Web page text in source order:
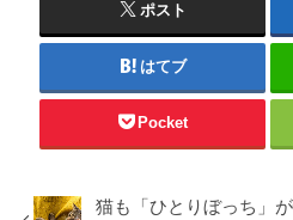
ポスト
はてブ
Pocket
猫も「ひとりぼっち」